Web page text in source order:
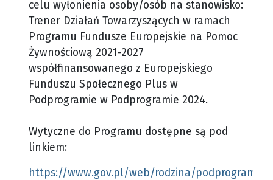
celu wyłonienia osoby/osób na stanowisko:
Trener Działań Towarzyszących w ramach
Programu Fundusze Europejskie na Pomoc
Żywnościową 2021-2027
współfinansowanego z Europejskiego
Funduszu Społecznego Plus w
Podprogramie w Podprogramie 2024.
Wytyczne do Programu dostępne są pod
linkiem:
https://www.gov.pl/web/rodzina/podprogram-